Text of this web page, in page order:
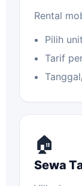
Rental
Pilih
Tarif
🏠
Sewa